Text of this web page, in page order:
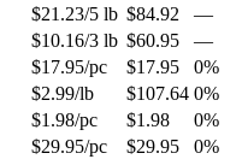
$21.23/5 lb $84.92
—
$10.16/3 lb $60.95
—
$17.95/pc $17.95
0%
$2.99/lb $107.64 0%
$1.98/pc $1.98
0%
$29.95/pc $29.95 0%